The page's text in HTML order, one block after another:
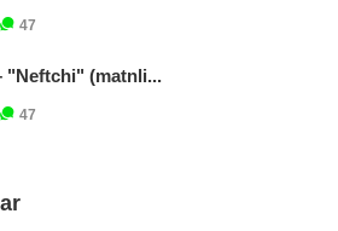
47
"Neftchi" (matnli...
47